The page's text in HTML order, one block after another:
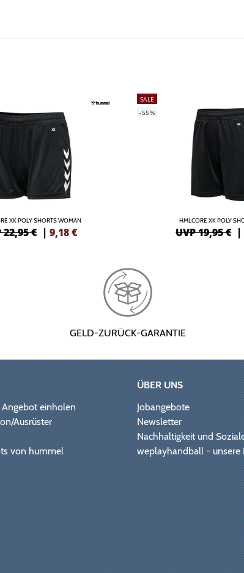
XK POLY SHORTS WOMAN
22,95 € | 9,18€
SALE
-55%
HMLCORE XK POLY
UVP 19,95 € |
GELD-ZURÜCK-GARANTIE
Angebot einholen
Ausrüster
von hummel
ÜBER UNS
Jobangebote
Newsletter
Nachhaltigkeit und
weplayhandball -